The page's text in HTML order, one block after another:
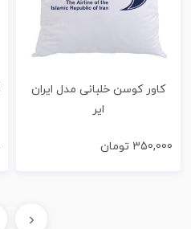
کاور کوسن خلبانی مدل ایران
ایر
350,000 تومان
‹